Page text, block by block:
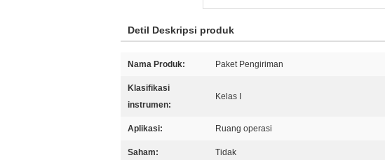
Detil Deskripsi produk
Nama Produk: Paket Pengiriman
Klasifikasi
instrumen:
Kelas I
Aplikasi: Ruang operasi
Saham: Tidak